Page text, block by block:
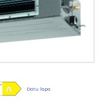
Datu lapa